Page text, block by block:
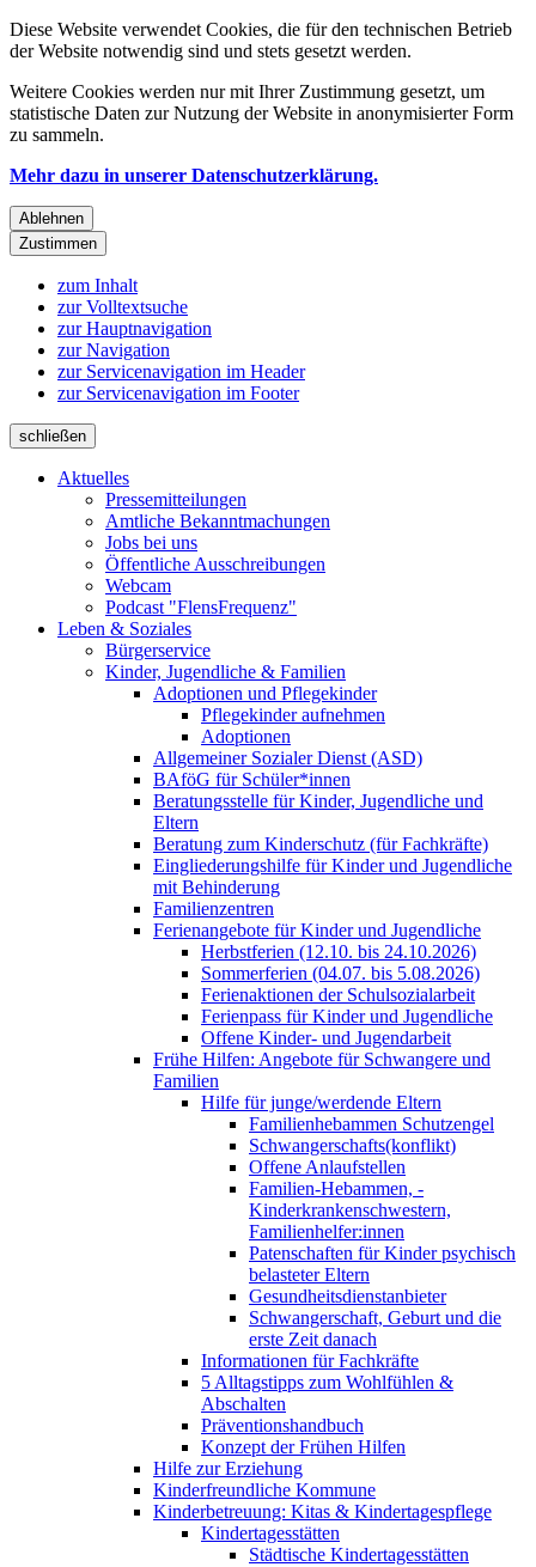
Diese Website verwendet Cookies, die für den technischen Betrieb
der Website notwendig sind und stets gesetzt werden.
Weitere Cookies werden nur mit Ihrer Zustimmung gesetzt, um
statistische Daten zur Nutzung der Website in anonymisierter Form
zu sammeln.
Mehr dazu in unserer Datenschutzerklärung.
Ablehnen
Zustimmen
zum Inhalt
zur Volltextsuche
zur Hauptnavigation
zur Navigation
zur Servicenavigation im Header
zur Servicenavigation im Footer
schließen
Aktuelles
Pressemitteilungen
Amtliche Bekanntmachungen
Jobs bei uns
Öffentliche Ausschreibungen
Webcam
Podcast "FlensFrequenz"
Leben & Soziales
Bürgerservice
Kinder, Jugendliche & Familien
Adoptionen und Pflegekinder
Pflegekinder aufnehmen
Adoptionen
Allgemeiner Sozialer Dienst (ASD)
BAföG für Schüler*innen
Beratungsstelle für Kinder, Jugendliche und
Eltern
Beratung zum Kinderschutz (für Fachkräfte)
Eingliederungshilfe für Kinder und Jugendliche
mit Behinderung
Familienzentren
Ferienangebote für Kinder und Jugendliche
Herbstferien (12.10. bis 24.10.2026)
Sommerferien (04.07. bis 5.08.2026)
Ferienaktionen der Schulsozialarbeit
Ferienpass für Kinder und Jugendliche
Offene Kinder- und Jugendarbeit
Frühe Hilfen: Angebote für Schwangere und
Familien
Hilfe für junge/werdende Eltern
Familienhebammen Schutzengel
Schwangerschafts(konflikt)
Offene Anlaufstellen
Familien-Hebammen, -
Kinderkrankenschwestern,
Familienhelfer:innen
Patenschaften für Kinder psychisch
belasteter Eltern
Gesundheitsdienstanbieter
Schwangerschaft, Geburt und die
erste Zeit danach
Informationen für Fachkräfte
5 Alltagstipps zum Wohlfühlen &
Abschalten
Präventionshandbuch
Konzept der Frühen Hilfen
Hilfe zur Erziehung
Kinderfreundliche Kommune
Kinderbetreuung: Kitas & Kindertagespflege
Kindertagesstätten
Städtische Kindertagesstätten